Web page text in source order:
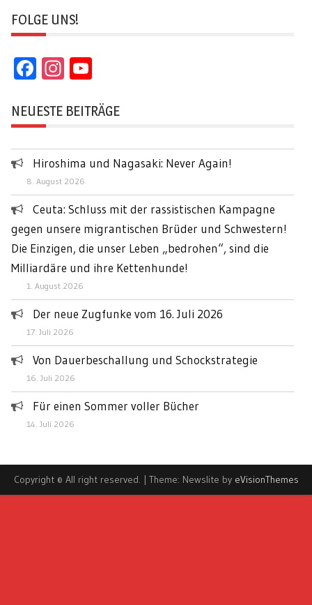
FOLGE UNS!
Facebook
Instagram
NEUESTE BEITRÄGE
Hiroshima und Nagasaki: Never Again!
8. August 2026
Ceuta: Schluss mit der rassistischen Kampagne
gegen unsere migrantischen Brüder und Schwestern!
Die Einzigen, die unser Leben „bedrohen“, sind die
Milliardäre und ihre Kettenhunde!
1. August 2026
Der neue Zugfunke vom 16. Juli 2026
17. Juli 2026
Von Dauerbeschallung und Schockstrategie
16. Juli 2026
Für einen Sommer voller Bücher
14. Juli 2026
Copyright © All right reserved. | Theme: Newslite by eVisionThemes